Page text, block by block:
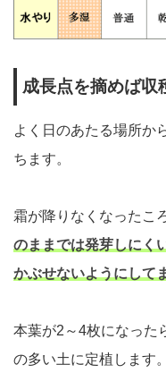
成長点を摘めば収
よく日のあたる場所か
ちます。
霜が降りなくなったこ
のままでは発芽しにく
かぶせないようにして
本葉が2～4枚になった
の多い土に定植します